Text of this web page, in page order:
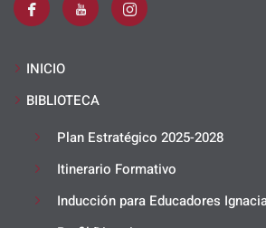
INICIO
BIBLIOTECA
Plan Estratégico 2025-2028
Itinerario Formativo
Inducción para Educadores